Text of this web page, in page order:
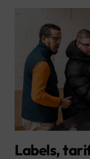
Labels,